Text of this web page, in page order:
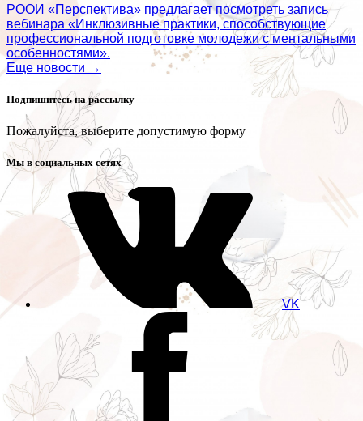
РООИ «Перспектива» предлагает посмотреть запись
вебинара «Инклюзивные практики, способствующие
профессиональной подготовке молодежи с ментальными
особенностями».
Еще новости →
Подпишитесь на рассылку
Пожалуйста, выберите допустимую форму
Мы в социальных сетях
VK